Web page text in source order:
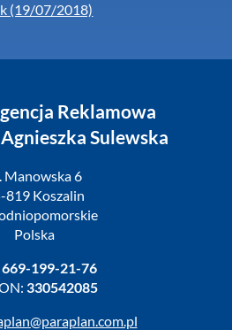
(19/07/2018)
Reklamowa
Sulewska
Manowska 6
819 Koszalin
Polska
669-199-21-76
330542085